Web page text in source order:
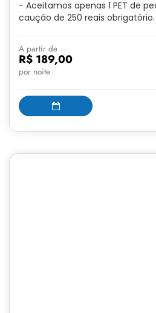
- Aceitamos apenas 1 PET de
caução de 250 reais obrigatório.
A partir de
R$ 189,00
por noite